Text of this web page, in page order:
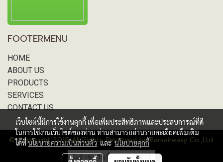
FOOTERMENU
HOME
ABOUT US
PRODUCTS
SERVICES
CONTACT US
© Copyright 2016 All Rights Reserved by Earsaireasy Co.,Ltd.
ผู้เข้าชมวันนี้ 215
เว็บไซต์นี้มีการใช้งานคุกกี้ เพื่อเพิ่มประสิทธิภาพและประสบการณ์ที่ดี
ในการใช้งานเว็บไซต์ของท่าน ท่านสามารถอ่านรายละเอียดเพิ่มเติม
ได้ที่นโยบายความเป็นส่วนตัวและนโยบายคุกกี้